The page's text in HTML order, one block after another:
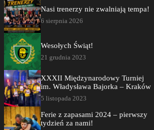
Nasi trenerzy nie zwalniają tempa!
6 sierpnia 2026
Wesołych Świąt!
21 grudnia 2023
XXXII Międzynarodowy Turniej
im. Władysława Bajorka – Kraków
5 listopada 2023
Ferie z zapasami 2024 – pierwszy
tydzień za nami!